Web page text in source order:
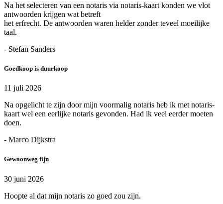
Na het selecteren van een notaris via notaris-kaart konden we vlot
antwoorden krijgen wat betreft
het erfrecht. De antwoorden waren helder zonder teveel moeilijke
taal.
- Stefan Sanders
Goedkoop is duurkoop
11 juli 2026
Na opgelicht te zijn door mijn voormalig notaris heb ik met notaris-
kaart wel een eerlijke notaris gevonden. Had ik veel eerder moeten
doen.
- Marco Dijkstra
Gewoonweg fijn
30 juni 2026
Hoopte al dat mijn notaris zo goed zou zijn.